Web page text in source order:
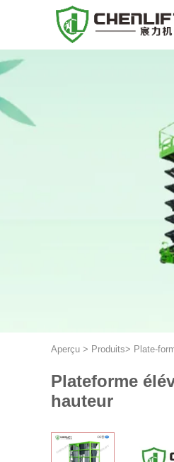
Aperçu > Produits> Plate-
Plateforme
hauteur